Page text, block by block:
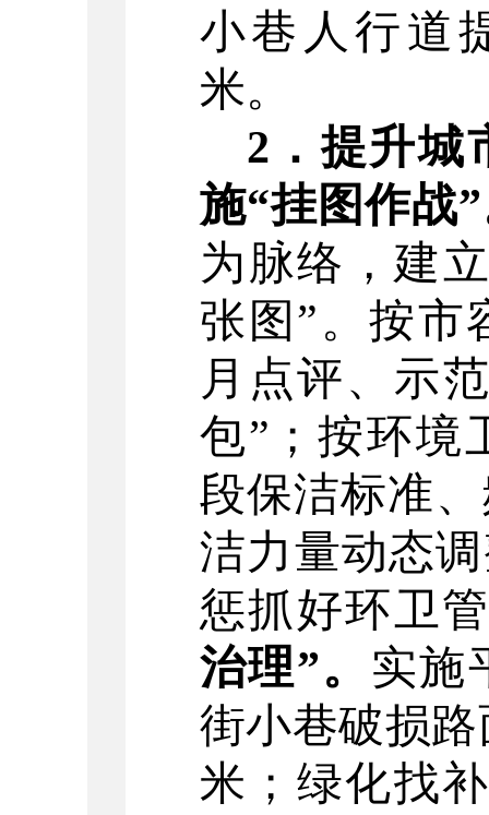
小巷人行道
米。
2 ．提升城
施“挂图作战”
为脉络，建
张图 ”。按市
月点评、示
包” ； 按环境
段保洁标准
洁力量动态
惩抓好环卫
治理”。 实施
街小巷破损
米；绿化找